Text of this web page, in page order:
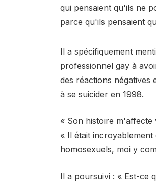
qui pensaient qu'ils ne
parce qu'ils pensaient
Il a spécifiquement
professionnel gay à
des réactions négatives
à se suicider en 1998.
« Son histoire
« Il était
homosexuels, moi y
Il a poursuivi : « Est-ce